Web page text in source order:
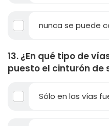
nunca se puede
13. ¿En qué tipo de
puesto el cinturón de
Sólo en las vías